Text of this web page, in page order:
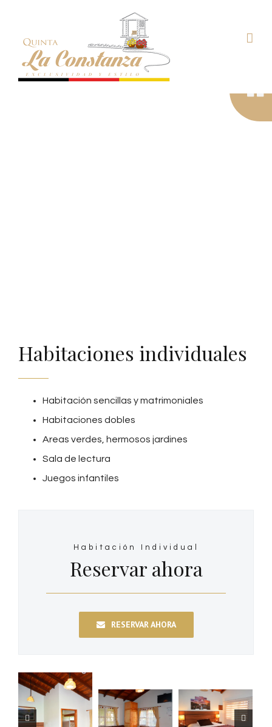
Habitaciones individuales
Habitación sencillas y matrimoniales
Habitaciones dobles
Areas verdes, hermosos jardines
Sala de lectura
Juegos infantiles
Habitación Individual
Reservar ahora
RESERVAR AHORA